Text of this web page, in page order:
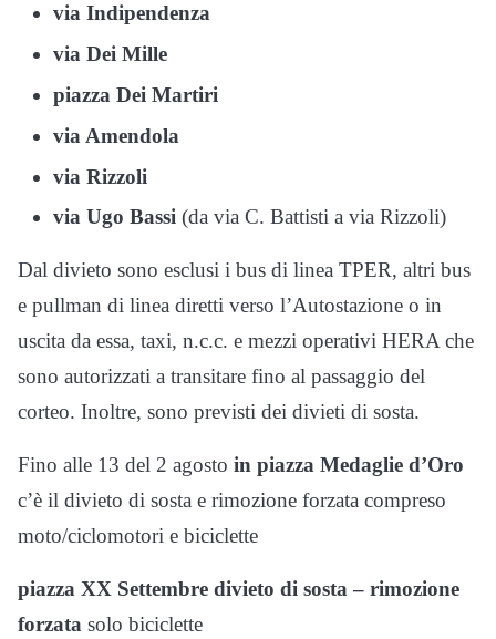
via Indipendenza
via Dei Mille
piazza Dei Martiri
via Amendola
via Rizzoli
via Ugo Bassi (da via C. Battisti a via Rizzoli)
Dal divieto sono esclusi i bus di linea TPER, altri bus
e pullman di linea diretti verso l’Autostazione o in
uscita da essa, taxi, n.c.c. e mezzi operativi HERA che
sono autorizzati a transitare fino al passaggio del
corteo. Inoltre, sono previsti dei divieti di sosta.
Fino alle 13 del 2 agosto in piazza Medaglie d’Oro
c’è il divieto di sosta e rimozione forzata compreso
moto/ciclomotori e biciclette
piazza XX Settembre divieto di sosta – rimozione
forzata solo biciclette